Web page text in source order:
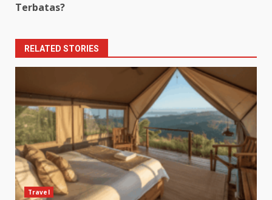
Terbatas?
RELATED STORIES
Travel